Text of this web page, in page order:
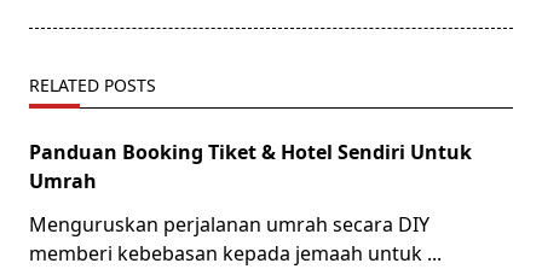
RELATED POSTS
Panduan Booking Tiket & Hotel Sendiri Untuk
Umrah
Menguruskan perjalanan umrah secara DIY
memberi kebebasan kepada jemaah untuk ...